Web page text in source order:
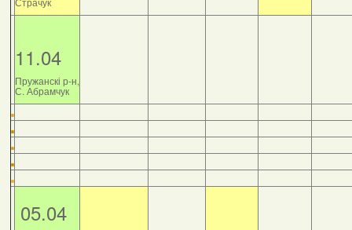
11.04
Пружанскі р-н,
С. Абрамчук
05.04